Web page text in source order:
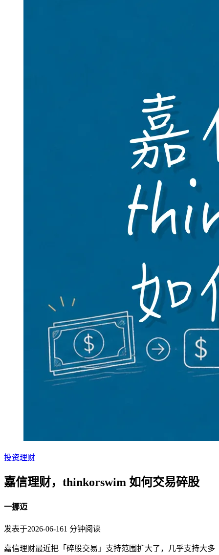
投资理财
嘉信理财，thinkorswim 如何交易碎股
一挪迈
发表于2026-06-161 分钟阅读
嘉信理财最近把「碎股交易」支持范围扩大了，几乎支持大多